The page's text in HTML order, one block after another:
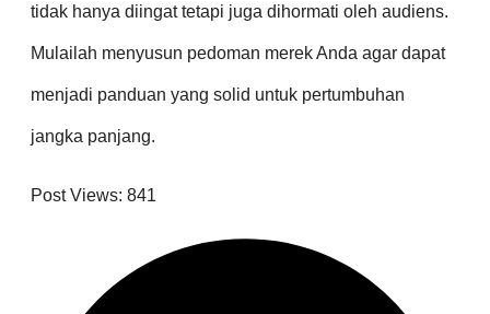
tidak hanya diingat tetapi juga dihormati oleh audiens.
Mulailah menyusun pedoman merek Anda agar dapat
menjadi panduan yang solid untuk pertumbuhan
jangka panjang.
Post Views: 841